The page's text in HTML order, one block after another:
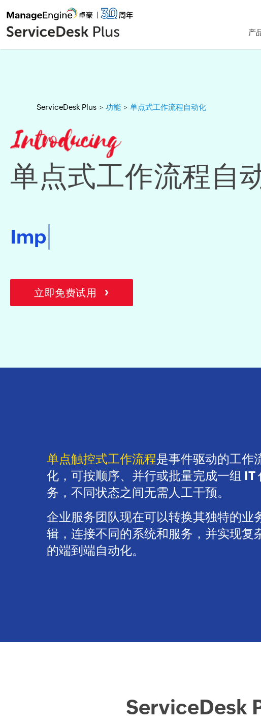
产
ServiceDesk Plus > 功能 > 单点式工作流程自动化
单点式工作流程自
立即免费试用 ›
单点触控式工作流程是事件驱动的工作
化，可按顺序、并行或批量完成一组 IT
务，不同状态之间无需人工干预。
企业服务团队现在可以转换其独特的业
辑，连接不同的系统和服务，并实现复
的端到端自动化。
ServiceDesk